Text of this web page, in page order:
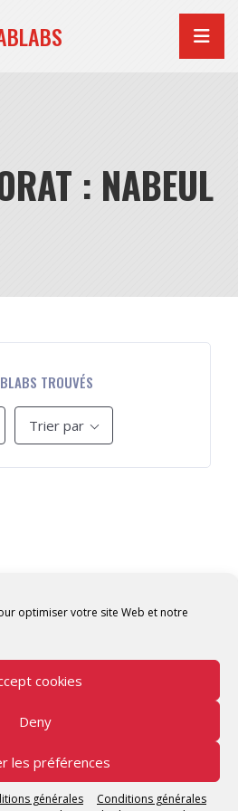
optimiser votre site Web et notre
cookies
Deny
les préférences
générales
Conditions générales
: NABEUL
TROUVÉS
Trier par
Fablabs Tous droits
réservés.
Tunisia - Powered by